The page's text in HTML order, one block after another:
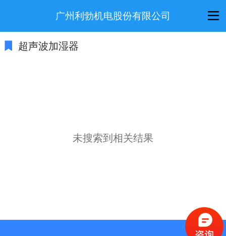
广州利勃机电股份有限公司
超声波加湿器
未搜索到相关结果
Top